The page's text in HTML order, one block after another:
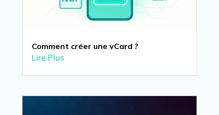
Comment créer une vCard ?
Lire Plus